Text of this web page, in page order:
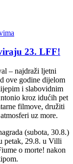
23. LFF!
– najdraži ljetni
ove godine dijelom
i slabovidnim
kroz idućih pet
filmove, družiti
uz more.
(subota, 30.8.)
petak, 29.8. u Villi
o morte! nakon